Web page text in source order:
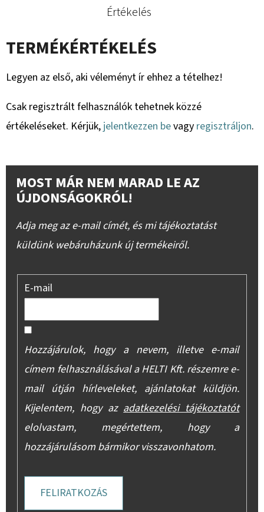
Értékelés
TERMÉKÉRTÉKELÉS
Legyen az első, aki véleményt ír ehhez a tételhez!
Csak regisztrált felhasználók tehetnek közzé
értékeléseket. Kérjük, jelentkezzen bevagy regisztráljon.
MOST MÁR NEM MARAD LE AZ
ÚJDONSÁGOKRÓL!
Adja meg az e-mail címét, és mi tájékoztatást
küldünk webáruházunk új termékeiről.
E-mail
Hozzájárulok, hogy a nevem, illetve e-mail
címem felhasználásával a HELTI Kft. részemre e-
mail útján hírleveleket, ajánlatokat küldjön.
Kijelentem, hogy az adatkezelési tájékoztatót
elolvastam, megértettem, hogy a
hozzájárulásom bármikor visszavonhatom.
FELIRATKOZÁS